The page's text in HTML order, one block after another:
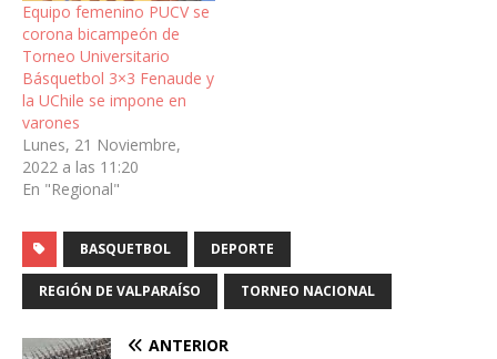
Equipo femenino PUCV se
corona bicampeón de
Torneo Universitario
Básquetbol 3×3 Fenaude y
la UChile se impone en
varones
Lunes, 21 Noviembre,
2022 a las 11:20
En "Regional"
BASQUETBOL DEPORTE
REGIÓN DE VALPARAÍSO TORNEO NACIONAL
ANTERIOR